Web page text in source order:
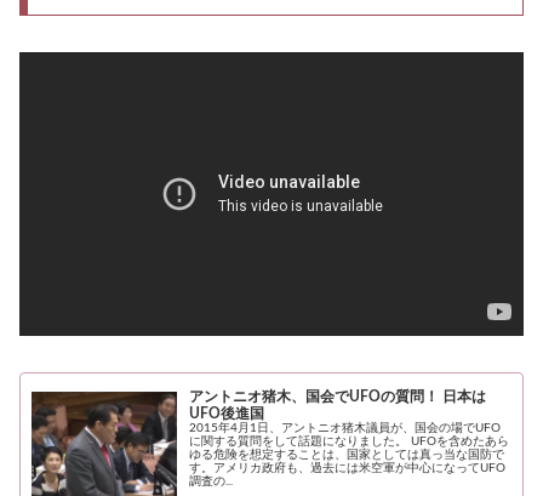
アントニオ猪木、国会でUFOの質問！ 日本は
UFO後進国
2015年4月1日、アントニオ猪木議員が、国会の場でUFO
に関する質問をして話題になりました。 UFOを含めたあら
ゆる危険を想定することは、国家としては真っ当な国防で
す。アメリカ政府も、過去には米空軍が中心になってUFO
調査の...